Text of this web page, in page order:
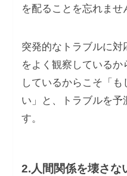
を配ることを忘れませ
突発的なトラブルに対
をよく観察している
しているからこそ「
い」と、トラブルを
す。
2.人間関係を壊さな